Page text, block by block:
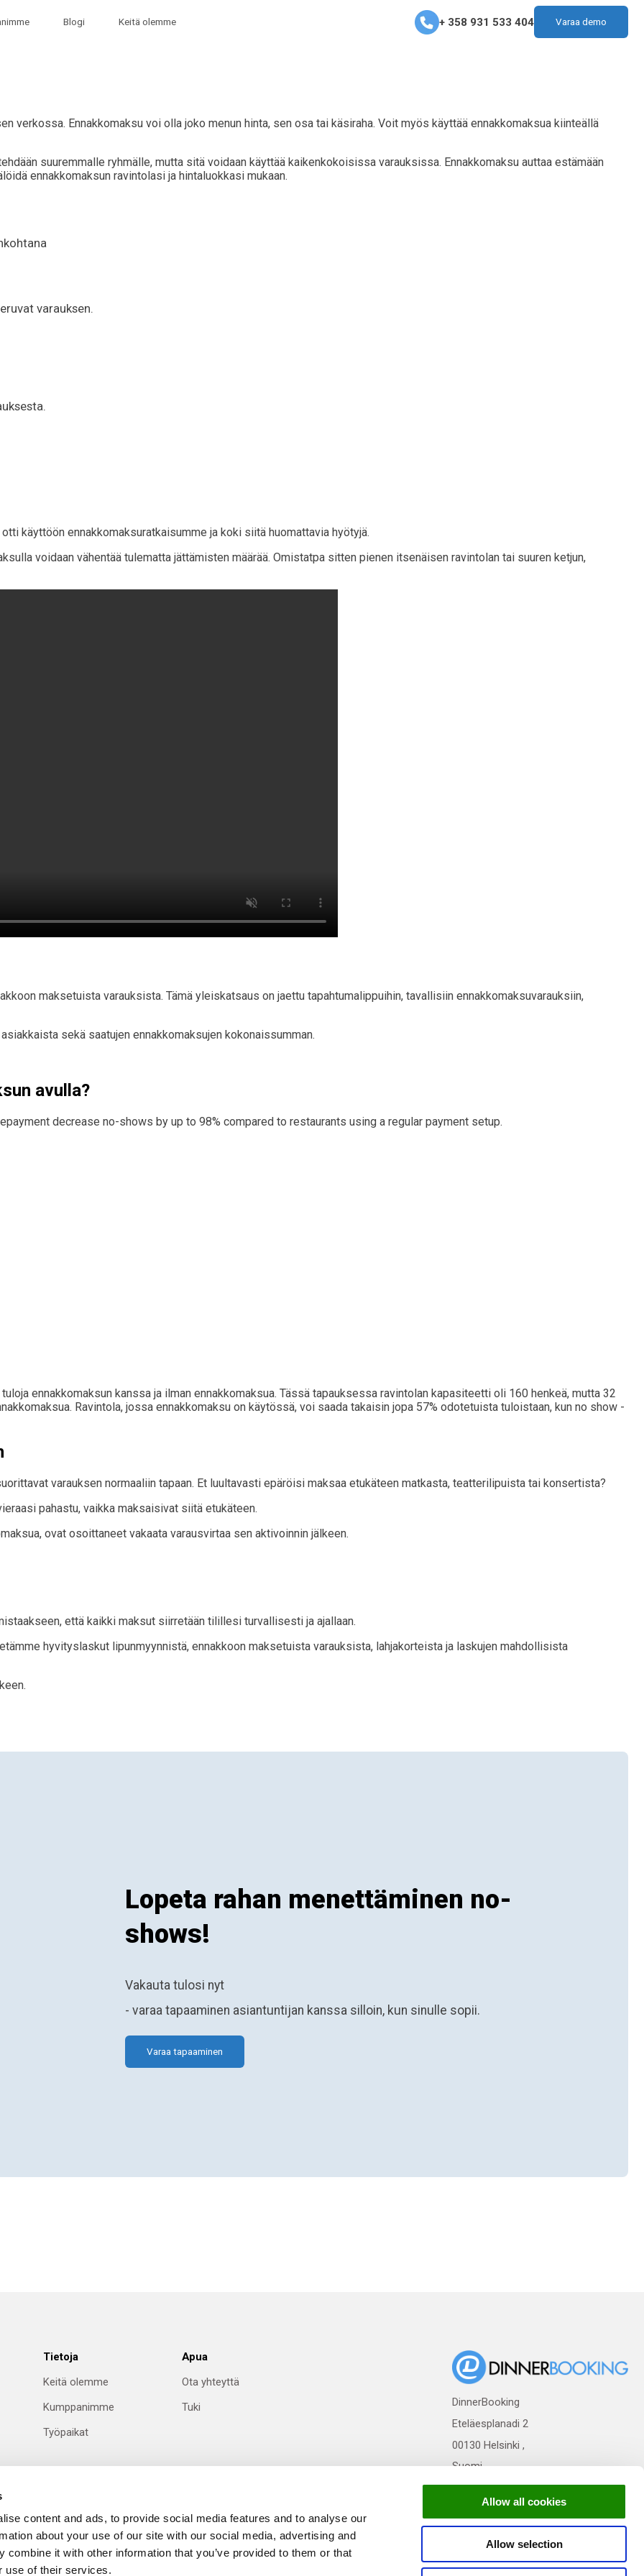
content and ads, to provide social media features and to analyse our
about your use of our site with our social media, advertising and
combine it with other information that you’ve provided to them or that
use of their services.
Allow all cookies
Allow selection
Blogi Keitä olemme + 358 931 533 404 Varaa demo
verkossa. Ennakkomaksu voi olla joko menun hinta, sen osa tai käsiraha. Voit myös käyttää ennakkomaksua kiinteällä
suuremmalle ryhmälle, mutta sitä voidaan käyttää kaikenkokoisissa varauksissa. Ennakkomaksu auttaa estämään
ennakkomaksun ravintolasi ja hintaluokkasi mukaan.
varauksen.
käyttöön ennakkomaksuratkaisumme ja koki siitä huomattavia hyötyjä.
voidaan vähentää tulematta jättämisten määrää. Omistatpa sitten pienen itsenäisen ravintolan tai suuren ketjun,
maksetuista varauksista. Tämä yleiskatsaus on jaettu tapahtumalippuihin, tavallisiin ennakkomaksuvarauksiin,
sekä saatujen ennakkomaksujen kokonaissumman.
avulla?
decrease no-shows by up to 98% compared to restaurants using a regular payment setup.
ennakkomaksun kanssa ja ilman ennakkomaksua. Tässä tapauksessa ravintolan kapasiteetti oli 160 henkeä, mutta 32
Ravintola, jossa ennakkomaksu on käytössä, voi saada takaisin jopa 57% odotetuista tuloistaan, kun no show -
varauksen normaaliin tapaan. Et luultavasti epäröisi maksaa etukäteen matkasta, teatterilipuista tai konsertista?
pahastu, vaikka maksaisivat siitä etukäteen.
ovat osoittaneet vakaata varausvirtaa sen aktivoinnin jälkeen.
että kaikki maksut siirretään tilillesi turvallisesti ja ajallaan.
hyvityslaskut lipunmyynnistä, ennakkoon maksetuista varauksista, lahjakorteista ja laskujen mahdollisista
Lopeta rahan menettäminen no-
shows!
Vakauta tulosi nyt
- varaa tapaaminen asiantuntijan kanssa silloin, kun sinulle sopii.
Varaa tapaaminen
Tietoja
Keitä olemme
Kumppanimme
Työpaikat
Apua
Ota yhteyttä
Tuki
DinnerBooking
Eteläesplanadi 2
00130 Helsinki ,
Suomi